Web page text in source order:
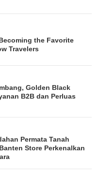
the Favorite
Travelers
Golden Black
B2B dan Perluas
Permata Tanah
Store Perkenalkan